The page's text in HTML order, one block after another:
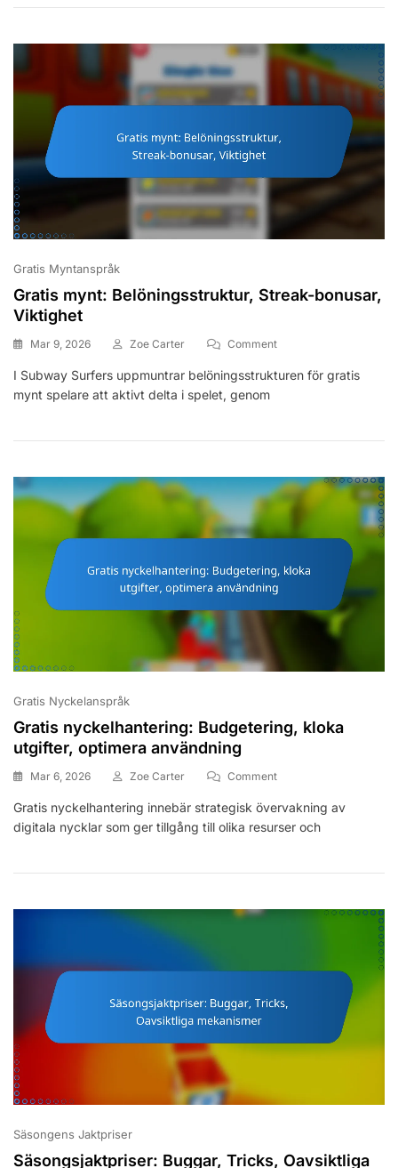
Medier,
Gratis Myntanspråk
Gratis mynt: Belöningsstruktur, Streak-bonusar,
Viktighet
Mar 9, 2026 Zoe Carter CommentOn
Mynt:
Viktighet
I Subway Surfers uppmuntrar belöningsstrukturen för gratis
mynt spelare att aktivt delta i spelet, genom
Gratis Nyckelanspråk
Gratis nyckelhantering: Budgetering, kloka
utgifter, optimera användning
Mar 6, 2026 Zoe Carter CommentOn
Nyckelhantering:
Budgetering,
Optimera
Gratis nyckelhantering innebär strategisk övervakning av
digitala nycklar som ger tillgång till olika resurser och
Säsongens Jaktpriser
Säsongsjaktpriser: Buggar, Tricks, Oavsiktliga